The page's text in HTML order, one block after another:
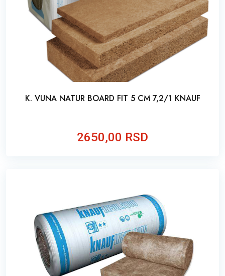
K. VUNA NATUR BOARD FIT 5 CM 7,2/1 KNAUF
2650,00 RSD